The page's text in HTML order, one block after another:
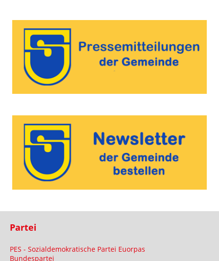
Partei
PES - Sozialdemokratische Partei Euorpas
Bundespartei